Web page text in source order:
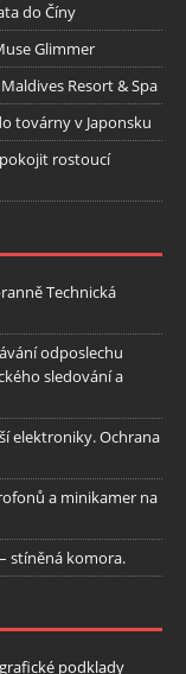
do Číny
Glimmer
Resort & Spa
továrny v Japonsku
rostoucí
Technická
odposlechu
sledování a
elektroniky. Ochrana
a minikamer na
stíněná komora.
podklady